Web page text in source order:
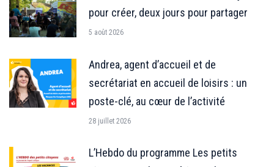
pour créer, deux jours pour partager
5 août 2026
Andrea, agent d’accueil et de
secrétariat en accueil de loisirs : un
poste-clé, au cœur de l’activité
28 juillet 2026
L’Hebdo du programme Les petits